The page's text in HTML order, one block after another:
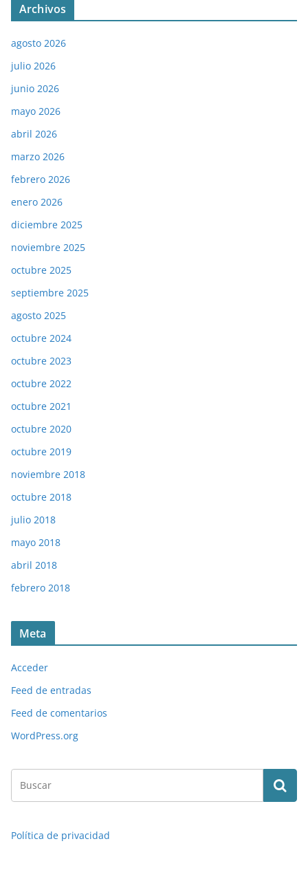
Archivos
agosto 2026
julio 2026
junio 2026
mayo 2026
abril 2026
marzo 2026
febrero 2026
enero 2026
diciembre 2025
noviembre 2025
octubre 2025
septiembre 2025
agosto 2025
octubre 2024
octubre 2023
octubre 2022
octubre 2021
octubre 2020
octubre 2019
noviembre 2018
octubre 2018
julio 2018
mayo 2018
abril 2018
febrero 2018
Meta
Acceder
Feed de entradas
Feed de comentarios
WordPress.org
Política de privacidad